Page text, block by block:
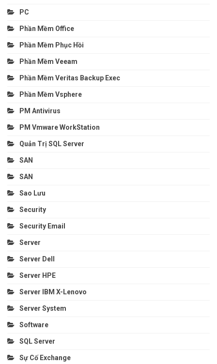
PC
Phần Mềm Office
Phần Mềm Phục Hồi
Phần Mềm Veeam
Phần Mềm Veritas Backup Exec
Phần Mềm Vsphere
PM Antivirus
PM Vmware WorkStation
Quản Trị SQL Server
SAN
SAN
Sao Lưu
Security
Security Email
Server
Server Dell
Server HPE
Server IBM X-Lenovo
Server System
Software
SQL Server
Sự Cố Exchange